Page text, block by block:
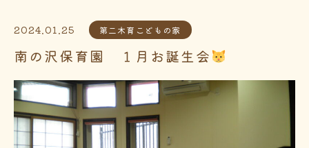
2024.01.25 第二木育こどもの家
南の沢保育園 １月お誕生会